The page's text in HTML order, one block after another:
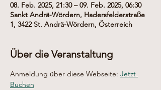
08. Feb. 2025, 21:30 – 09. Feb. 2025, 06:30
Sankt Andrä-Wördern, Hadersfelderstraße
1, 3422 St. Andrä-Wördern, Österreich
Über die Veranstaltung
Anmeldung über diese Webseite: Jetzt
Buchen